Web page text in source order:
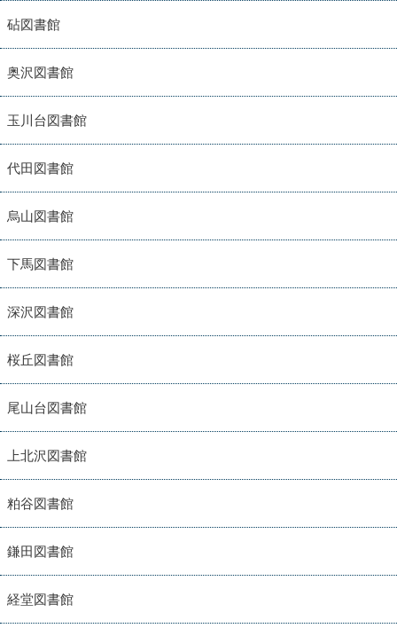
砧図書館
奥沢図書館
玉川台図書館
代田図書館
烏山図書館
下馬図書館
深沢図書館
桜丘図書館
尾山台図書館
上北沢図書館
粕谷図書館
鎌田図書館
経堂図書館